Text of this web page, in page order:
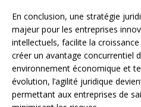
En conclusion, une stratégie
majeur pour les entreprises
intellectuels, facilite la
créer un avantage concurrentiel
environnement économique et
évolution, l’agilité juridique
permettant aux entreprises de